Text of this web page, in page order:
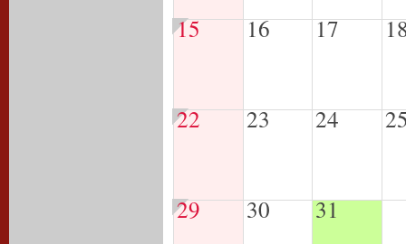
15 16 17
22 23 24
29 30 31